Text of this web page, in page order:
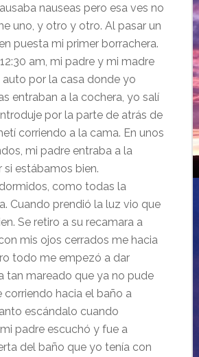
nauseas pero esa ves no
uno, y otro y otro. Al pasar un
puesta mi primer borrachera.
am, mi padre y mi madre
auto por la casa donde yo
entraban a la cochera, yo salí
por la parte de atrás de
corriendo a la cama. En unos
mi padre entraba a la
si estábamos bien.
como todas la
Cuando prendió la luz vio que
Se retiro a su recamara a
mis ojos cerrados me hacia
todo me empezó a dar
tan mareado que ya no pude
corriendo hacia el baño a
escándalo cuando
padre escuchó y fue a
del baño que yo tenía con